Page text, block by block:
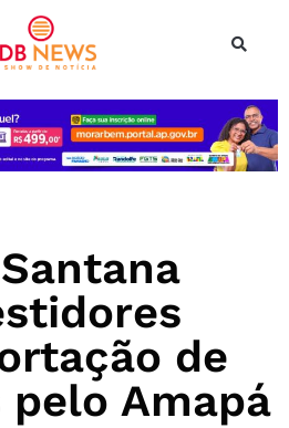
de
Amapá